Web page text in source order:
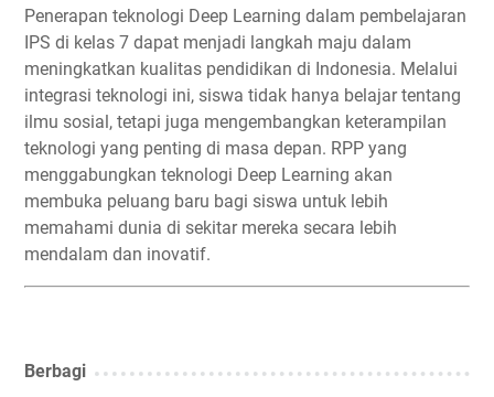
Penerapan teknologi Deep Learning dalam pembelajaran
IPS di kelas 7 dapat menjadi langkah maju dalam
meningkatkan kualitas pendidikan di Indonesia. Melalui
integrasi teknologi ini, siswa tidak hanya belajar tentang
ilmu sosial, tetapi juga mengembangkan keterampilan
teknologi yang penting di masa depan. RPP yang
menggabungkan teknologi Deep Learning akan
membuka peluang baru bagi siswa untuk lebih
memahami dunia di sekitar mereka secara lebih
mendalam dan inovatif.
Berbagi